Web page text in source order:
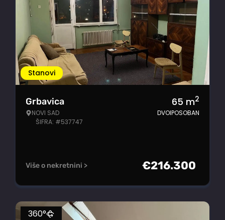
Stanovi
Grbavica
NOVI SAD
ŠIFRA: #537747
65 m2
DVOIPOSOBAN
Više o nekretnini > €216.300
360°